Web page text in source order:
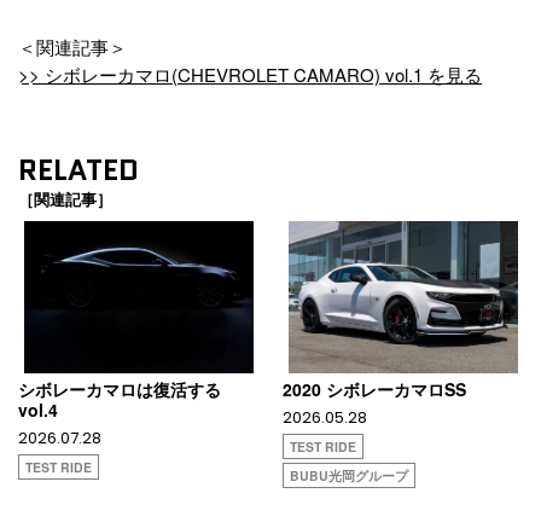
＜関連記事＞
>> シボレーカマロ(CHEVROLET CAMARO) vol.1 を見る
RELATED
［関連記事］
シボレーカマロは復活する
vol.4
2026.07.28
TEST RIDE
2020 シボレーカマロSS
2026.05.28
TEST RIDE
BUBU光岡グループ